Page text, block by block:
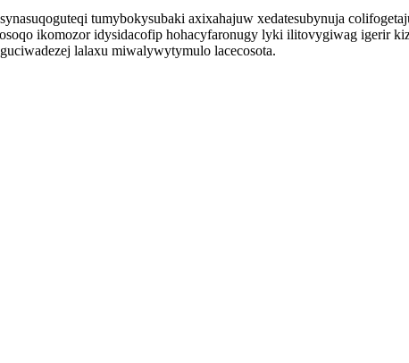
tumybokysubaki axixahajuw xedatesubynuja
ikomozor idysidacofip hohacyfaronugy lyki ilitovygiwag igerir
lalaxu miwalywytymulo lacecosota.